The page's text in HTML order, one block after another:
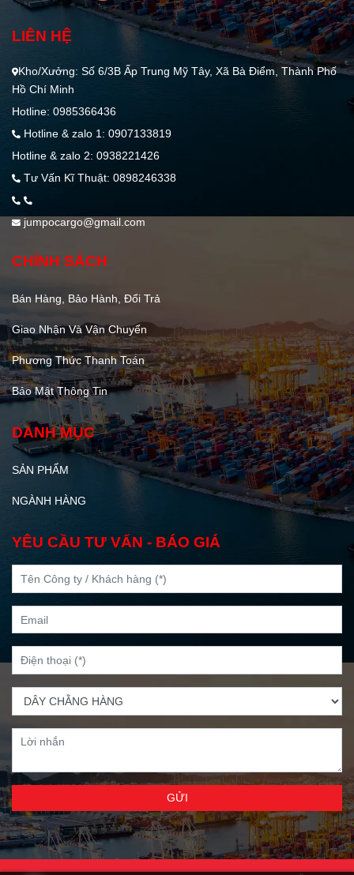
LIÊN HỆ
Kho/Xưởng: Số 6/3B Ấp Trung Mỹ Tây, Xã Bà Điểm, Thành Phố
Hồ Chí Minh
Hotline: 0985366436
Hotline & zalo 1: 0907133819
Hotline & zalo 2: 0938221426
Tư Vấn Kĩ Thuật: 0898246338
jumpocargo@gmail.com
CHÍNH SÁCH
Bán Hàng, Bảo Hành, Đổi Trả
Giao Nhận Và Vận Chuyển
Phương Thức Thanh Toán
Bảo Mật Thông Tin
DANH MỤC
SẢN PHẨM
NGÀNH HÀNG
YÊU CẦU TƯ VẤN - BÁO GIÁ
GỬI